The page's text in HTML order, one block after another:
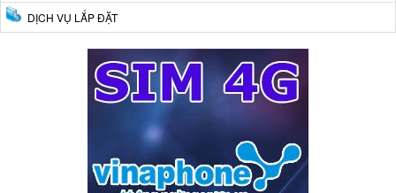
DỊCH VỤ LẮP ĐẶT